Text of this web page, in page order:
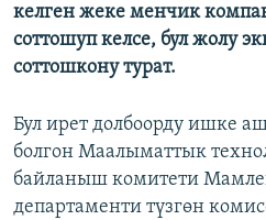
келген жеке менчик
соттошуп келсе, бул жолу
соттошкону турат.
Бул ирет долбоорду ишке
болгон Маалыматтык
байланыш комитети
департаменти түзгөн